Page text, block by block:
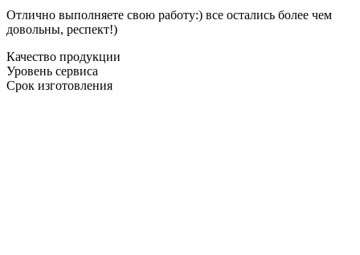
Отлично выполняете свою работу:) все остались более чем
довольны, респект!)
Качество продукции
Уровень сервиса
Срок изготовления